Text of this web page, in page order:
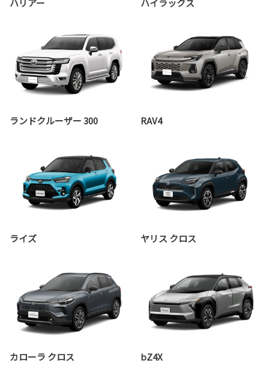
ハリアー ハイラックス
ランドクルーザー 300 RAV4
ライズ ヤリス クロス
カローラ クロス bZ4X